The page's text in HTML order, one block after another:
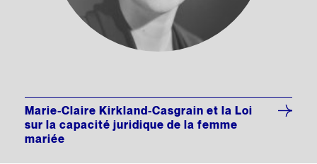
Marie-Claire Kirkland-Casgrain et la Loi
sur la capacité juridique de la femme
mariée